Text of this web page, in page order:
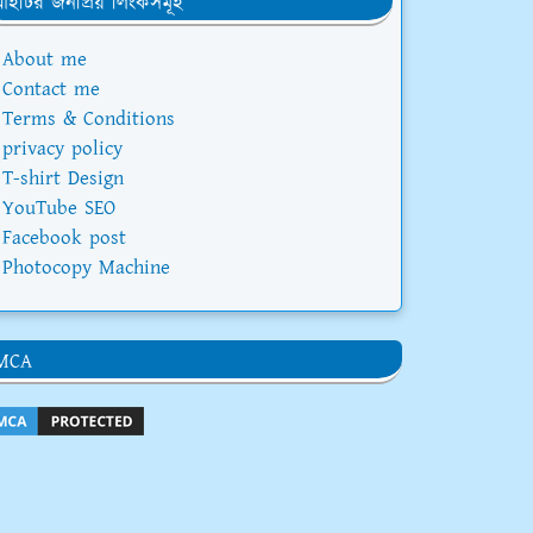
About me
Contact me
Terms & Conditions
privacy policy
T-shirt Design
YouTube SEO
Facebook post
Photocopy Machine